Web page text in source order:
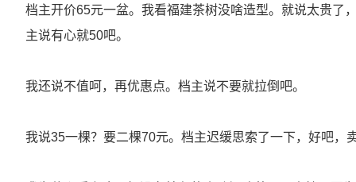
档主开价65元一盆。我看福建茶树没啥造型。就说太贵了
主说有心就50吧。
我还说不值呵，再优惠点。档主说不要就拉倒吧。
我说35一棵？要二棵70元。档主迟缓思索了一下，好吧，